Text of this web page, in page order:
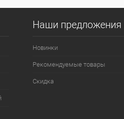
Наши предложения
Новинки
Рекомендуемые товары
Скидка